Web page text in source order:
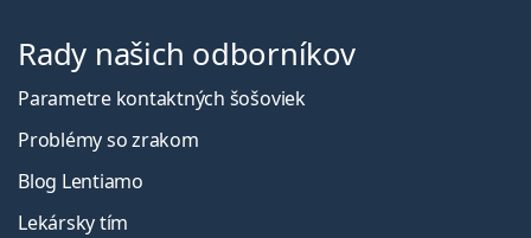
Rady našich odborníkov
Parametre kontaktných šošoviek
Problémy so zrakom
Blog Lentiamo
Lekársky tím